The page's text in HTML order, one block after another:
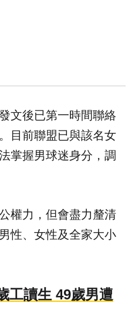
文後已第一時間聯絡
目前聯盟已與該名女
掌握男球迷身分，調
權力，但會盡力釐清
性、女性及全家大小
工讀生 49歲男遭